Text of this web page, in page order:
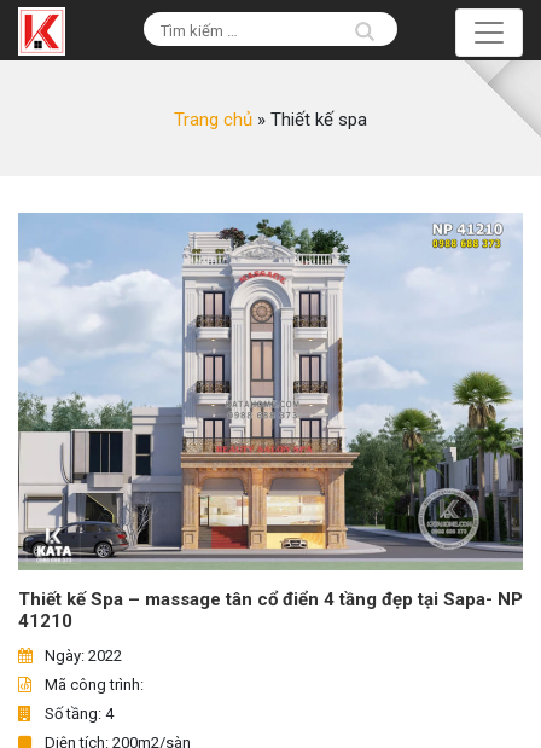
Trang chủ » Thiết kế spa
Thiết kế Spa – massage tân cổ điển 4 tầng đẹp tại Sapa- NP
41210
Ngày: 2022
Mã công trình:
Số tầng: 4
Diện tích: 200m2/sàn